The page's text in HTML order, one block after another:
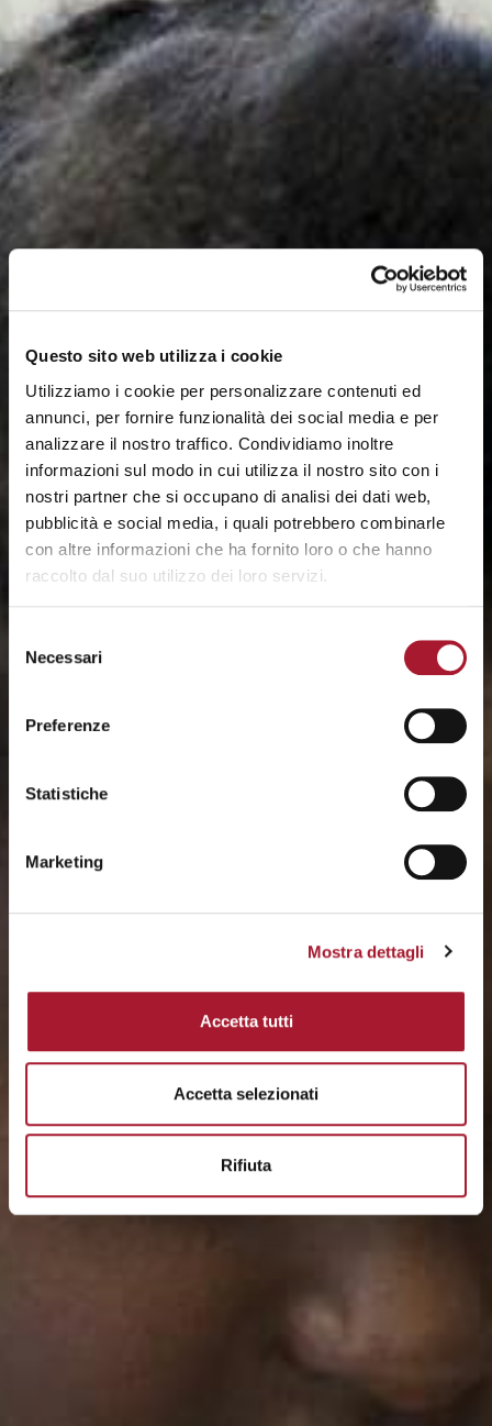
Questo sito web utilizza i cookie
Utilizziamo i cookie per personalizzare contenuti ed
annunci, per fornire funzionalità dei social media e per
analizzare il nostro traffico. Condividiamo inoltre
informazioni sul modo in cui utilizza il nostro sito con i
nostri partner che si occupano di analisi dei dati web,
pubblicità e social media, i quali potrebbero combinarle
con altre informazioni che ha fornito loro o che hanno
raccolto dal suo utilizzo dei loro servizi.
delNecessari
Preferenze
Statistiche
Marketing
Mostra dettagli
Accetta tutti
Accetta selezionati
Rifiuta